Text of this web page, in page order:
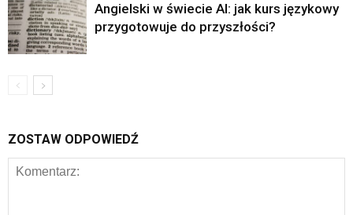
Angielski w świecie AI: jak kurs językowy
przygotowuje do przyszłości?
ZOSTAW ODPOWIEDŹ